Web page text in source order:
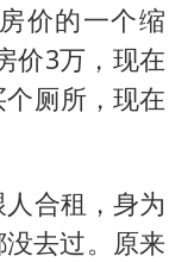
价的一个缩
价3万，现在
厕所，现在
合租，身为
去过。原来